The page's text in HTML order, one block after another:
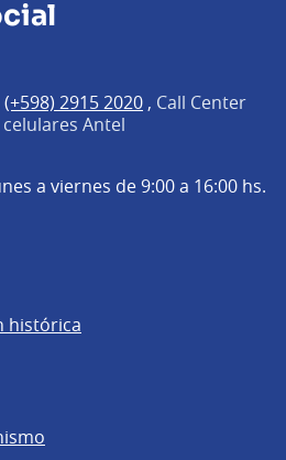
(+598) 2915 2020 , Call Center
Antel
a viernes de 9:00 a 16:00 hs.
histórica